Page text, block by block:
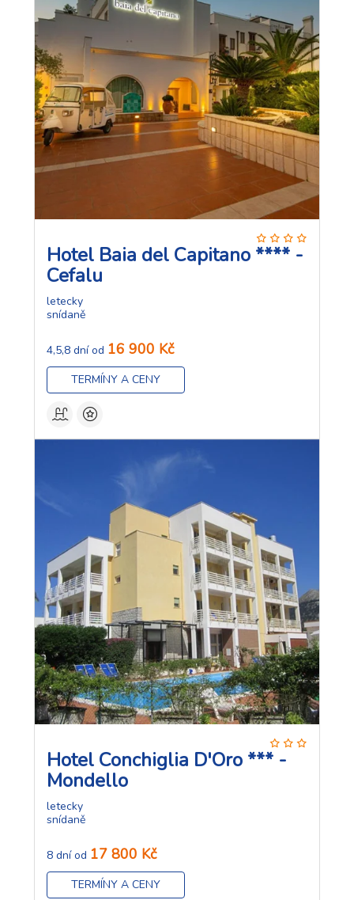
Hotel Baia del Capitano **** -
Cefalu
letecky
snídaně
4,5,8 dní od 16 900 Kč
TERMÍNY A CENY
Hotel Conchiglia D'Oro *** -
Mondello
letecky
snídaně
8 dní od 17 800 Kč
TERMÍNY A CENY